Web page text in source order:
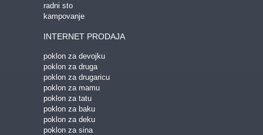
radni sto
kampovanje
INTERNET PRODAJA
poklon za devojku
poklon za druga
poklon za drugaricu
poklon za mamu
poklon za tatu
poklon za baku
poklon za deku
poklon za sina